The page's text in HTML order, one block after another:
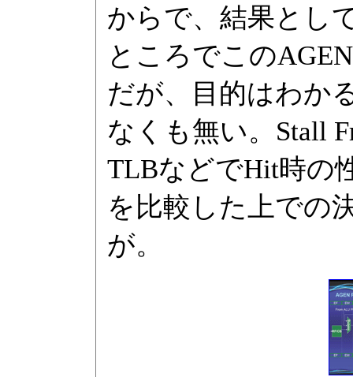
からで、結果とし
ところでこの
だが、目的はわか
なくも無い。Stall
TLBなどでHit時の
を比較した上での
が。